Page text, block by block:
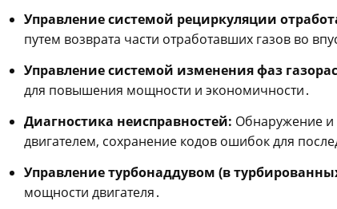
Управление системой рециркуляции
путем возврата части отработавших газов во
Управление системой изменения фаз
для повышения мощности и экономичности․
Диагностика неисправностей: Обнаружение и
двигателем, сохранение кодов ошибок для
Управление турбонаддувом (в
мощности двигателя․